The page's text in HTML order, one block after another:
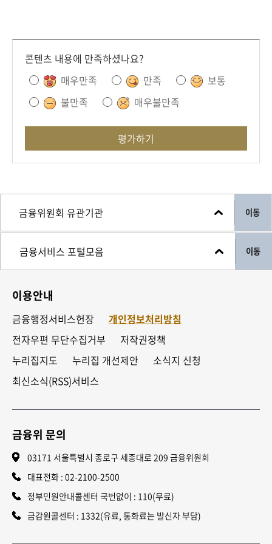
콘텐츠 내용에 만족하셨나요?
매우만족
만족
보통
불만족
매우불만족
평가하기
이동
이동
이용안내
금융행정서비스헌장
개인정보처리방침
전자우편 무단수집거부
저작권정책
누리집지도
누리집 개선제안
소식지 신청
최신소식(RSS)서비스
금융위 문의
03171 서울특별시 종로구 세종대로 209 금융위원회
대표전화 : 02-2100-2500
정부민원안내콜센터 국번없이 : 110(무료)
금감원콜센터 : 1332(유료, 통화료는 발신자 부담)